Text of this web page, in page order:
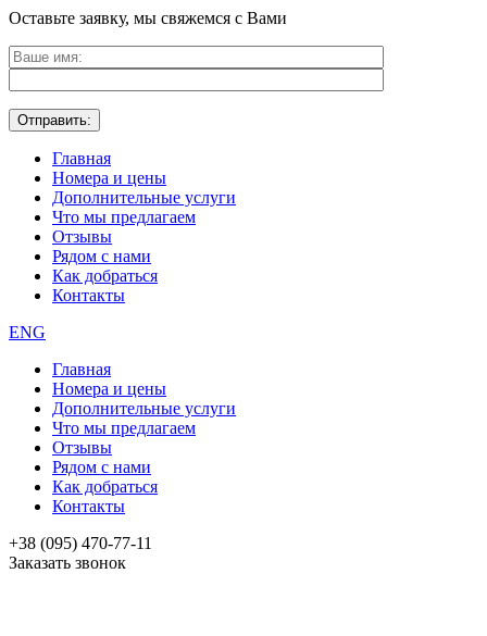
Оставьте заявку, мы свяжемся с Вами
Главная
Номера и цены
Дополнительные услуги
Что мы предлагаем
Отзывы
Рядом с нами
Как добраться
Контакты
ENG
Главная
Номера и цены
Дополнительные услуги
Что мы предлагаем
Отзывы
Рядом с нами
Как добраться
Контакты
+38 (095) 470-77-11
Заказать звонок